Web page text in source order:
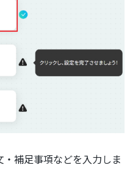
補足事項などを入力しま